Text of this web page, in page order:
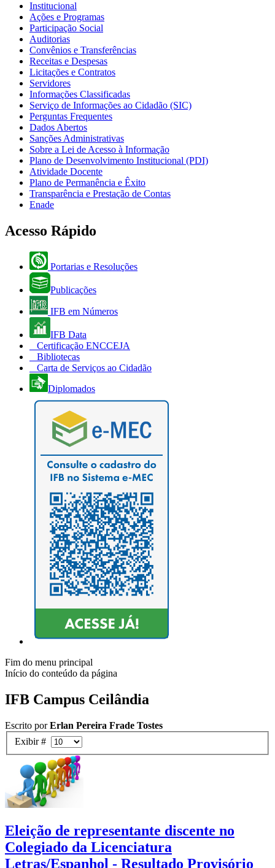
Institucional
Ações e Programas
Participação Social
Auditorias
Convênios e Transferências
Receitas e Despesas
Licitações e Contratos
Servidores
Informações Classificadas
Serviço de Informações ao Cidadão (SIC)
Perguntas Frequentes
Dados Abertos
Sanções Administrativas
Sobre a Lei de Acesso à Informação
Plano de Desenvolvimento Institucional (PDI)
Atividade Docente
Plano de Permanência e Êxito
Transparência e Prestação de Contas
Enade
Acesso Rápido
Portarias e Resoluções
Publicações
IFB em Números
IFB Data
Certificação ENCCEJA
Bibliotecas
Carta de Serviços ao Cidadão
Diplomados
Fim do menu principal
Início do conteúdo da página
IFB Campus Ceilândia
Escrito porErlan Pereira Frade Tostes
Exibir #
Eleição de representante discente no
Colegiado da Licenciatura
Letras/Espanhol - Resultado Provisório